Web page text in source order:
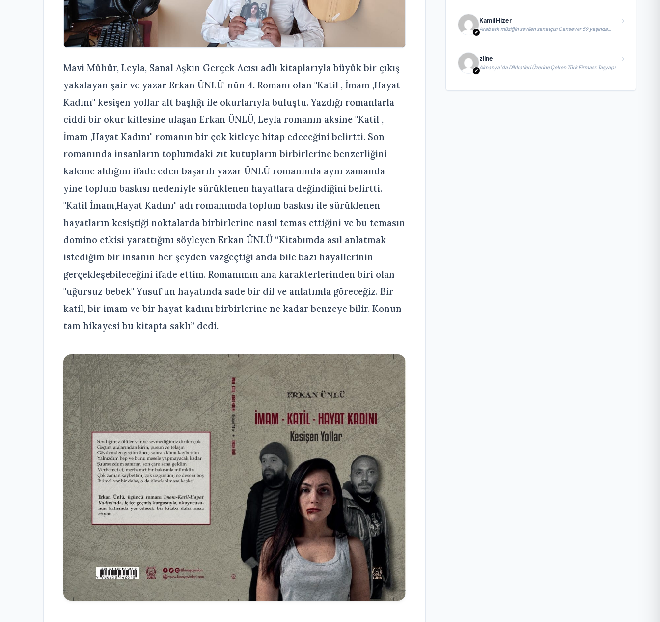
Mavi Mühür, Leyla, Sanal Aşkın Gerçek Acısı adlı kitaplarıyla büyük bir çıkış
yakalayan şair ve yazar Erkan ÜNLÜ' nün 4. Romanı olan "Katil , İmam ,Hayat
Kadını" kesişen yollar alt başlığı ile okurlarıyla buluştu. Yazdığı romanlarla
ciddi bir okur kitlesine ulaşan Erkan ÜNLÜ, Leyla romanın aksine "Katil ,
İmam ,Hayat Kadını" romanın bir çok kitleye hitap edeceğini belirtti. Son
romanında insanların toplumdaki zıt kutupların birbirlerine benzerliğini
kaleme aldığını ifade eden başarılı yazar ÜNLÜ romanında aynı zamanda
yine toplum baskısı nedeniyle sürüklenen hayatlara değindiğini belirtti.
"Katil İmam,Hayat Kadını" adı romanımda toplum baskısı ile sürüklenen
hayatların kesiştiği noktalarda birbirlerine nasıl temas ettiğini ve bu temasın
domino etkisi yarattığını söyleyen Erkan ÜNLÜ “Kitabımda asıl anlatmak
istediğim bir insanın her şeyden vazgeçtiği anda bile bazı hayallerinin
gerçekleşebileceğini ifade ettim. Romanımın ana karakterlerinden biri olan
"uğursuz bebek" Yusuf'un hayatında sade bir dil ve anlatımla göreceğiz. Bir
katil, bir imam ve bir hayat kadını birbirlerine ne kadar benzeye bilir. Konun
tam hikayesi bu kitapta saklı” dedi.
Kamil Hizer
Arabesk müziğin sevilen sanatçısı Cansever 59 yaşında
yaşamını yitirdi
zline
Almanya’da Dikkatleri Üzerine Çeken Türk Firması: Taşyapı